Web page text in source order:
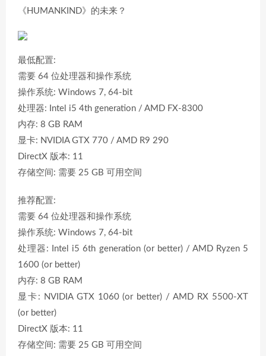
《HUMANKIND》的未来？
最低配置:
需要 64 位处理器和操作系统
操作系统: Windows 7, 64-bit
处理器: Intel i5 4th generation / AMD FX-8300
内存: 8 GB RAM
显卡: NVIDIA GTX 770 / AMD R9 290
DirectX 版本: 11
存储空间: 需要 25 GB 可用空间
推荐配置:
需要 64 位处理器和操作系统
操作系统: Windows 7, 64-bit
处理器: Intel i5 6th generation (or better) / AMD Ryzen 5
1600 (or better)
内存: 8 GB RAM
显卡: NVIDIA GTX 1060 (or better) / AMD RX 5500-XT
(or better)
DirectX 版本: 11
存储空间: 需要 25 GB 可用空间